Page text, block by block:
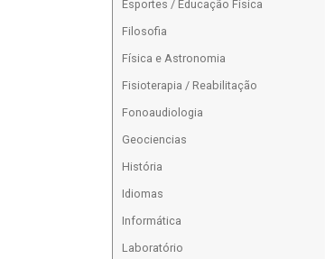
Esportes / Educação Física
Filosofia
Física e Astronomia
Fisioterapia / Reabilitação
Fonoaudiologia
Geociencias
História
Idiomas
Informática
Laboratório